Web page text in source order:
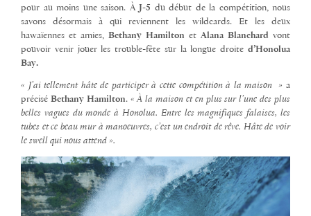
pour au moins une saison. À
J-5 du début de la compétition, nous
savons désormais à qui reviennent les wildcards. Et les deux
hawaïennes et amies, Bethany Hamilton et Alana Blanchard
vont
pouvoir venir jouer les trouble-fête sur la longue droite d’Honolua
Bay.
« J’ai tellement hâte de participer à cette compétition à la maison » a
précisé Bethany Hamilton.« À la maison et en plus sur l’une des plus
belles vagues du monde à Honolua. Entre les magnifiques falaises, les
tubes et ce beau mur à manoeuvres, c’est un endroit de rêve. Hâte de voir
le swell qui nous attend ».